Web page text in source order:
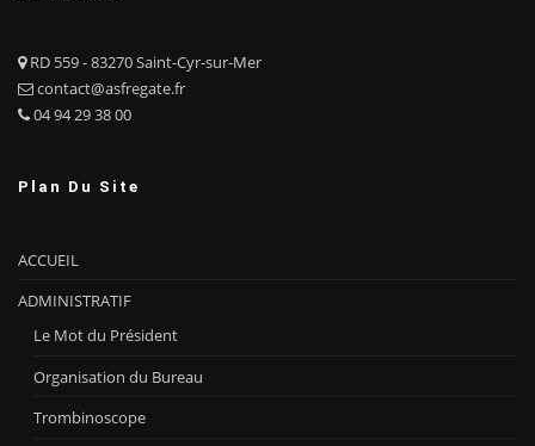
RD 559 - 83270 Saint-Cyr-sur-Mer
contact@asfregate.fr
04 94 29 38 00
Plan Du Site
ACCUEIL
ADMINISTRATIF
Le Mot du Président
Organisation du Bureau
Trombinoscope